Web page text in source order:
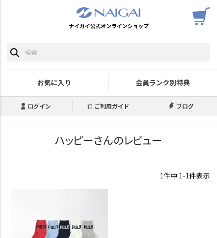
ナイガイ公式オンラインショップ
お気に入り 会員ランク別特典
ログイン ご利用ガイド ブログ
ハッピーさんのレビュー
1件中 1-1件表示